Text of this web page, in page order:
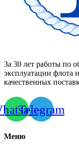
За 30 лет работы по
эксплуатации флота
качественных
Telegram
Меню